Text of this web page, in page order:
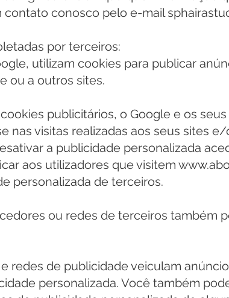
contato conosco pelo e-mail
por terceiros:
utilizam cookies para publicar
ou a outros sites.
publicitários, o Google e os
nas visitas realizadas aos seus sites
a publicidade personalizada
aos utilizadores que visitem
personalizada de terceiros.
ou redes de terceiros também
redes de publicidade veiculam
personalizada. Você também